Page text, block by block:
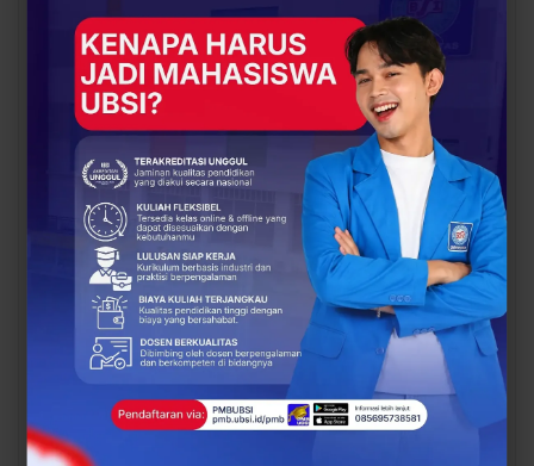
BERITA
UBSI Buka Call for
Papers ICAISD 2026,
Dorong Riset Teknologi
dan Keamanan Siber…
BERITA
Siap Kuliah Berkualitas?
UBSI Cengkareng Gelar
Open Booth Spesial
dengan Beasiswa…
BERITA BERITA